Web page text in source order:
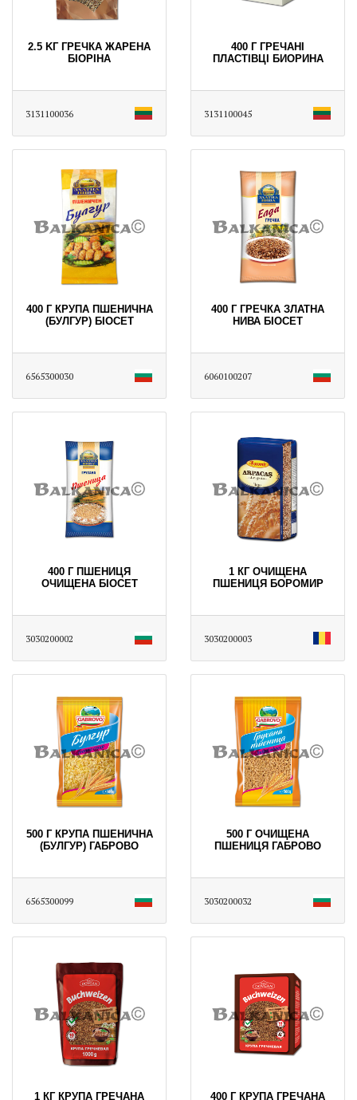
2.5 KГ ГРЕЧКА ЖАРЕНА
БІОРІНА
3131100036
400 Г ГРЕЧАНІ
ПЛАСТІВЦІ БИОРИНА
3131100045
400 Г КРУПА ПШЕНИЧНА
(БУЛГУР) БІОСЕТ
6565300030
400 Г ГРЕЧКА ЗЛАТНА
НИВА БІОСЕТ
6060100207
400 Г ПШЕНИЦЯ
ОЧИЩЕНА БІОСЕТ
3030200002
1 КГ ОЧИЩЕНА
ПШЕНИЦЯ БОРОМИР
3030200003
500 Г КРУПА ПШЕНИЧНА
(БУЛГУР) ГАБРОВО
6565300099
500 Г ОЧИЩЕНА
ПШЕНИЦЯ ГАБРОВО
3030200032
1 КГ КРУПА ГРЕЧАНА 400 Г КРУПА ГРЕЧАНА